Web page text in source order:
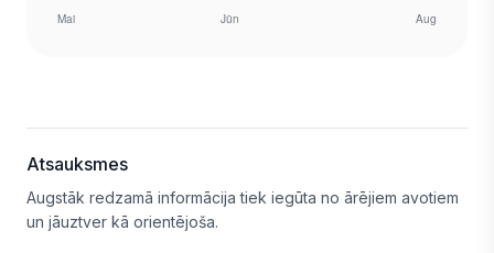
Atsauksmes
Augstāk redzamā informācija tiek iegūta no ārējiem avotiem
un jāuztver kā orientējoša.